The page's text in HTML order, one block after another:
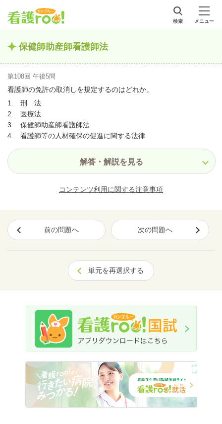
検索 メニュー
保健師助産師看護師法
第108回 午後5問
看護師の免許の取消しを規定するのはどれか。
1. 刑 法
2. 医療法
3. 保健師助産師看護師法
4. 看護師等の人材確保の促進に関する法律
解答・解説を見る
コンテンツ利用に関する注意事項
前の問題へ 次の問題へ
単元を再選択する